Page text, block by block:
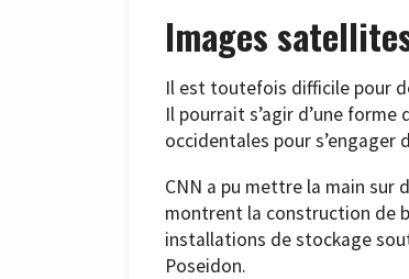
Images
Il est toutefois difficile pour
Il pourrait s’agir d’une
occidentales pour s’engager
CNN a pu mettre la main sur
montrent la construction de
installations de stockage
Poseidon.